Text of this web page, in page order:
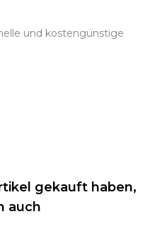
und kostengünstige
gekauft haben,
auch